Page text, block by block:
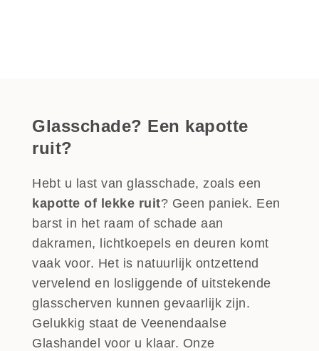
Glasschade? Een kapotte
ruit?
Hebt u last van glasschade, zoals een
kapotte of lekke ruit? Geen paniek. Een
barst in het raam of schade aan
dakramen, lichtkoepels en deuren komt
vaak voor. Het is natuurlijk ontzettend
vervelend en losliggende of uitstekende
glasscherven kunnen gevaarlijk zijn.
Gelukkig staat de Veenendaalse
Glashandel voor u klaar. Onze